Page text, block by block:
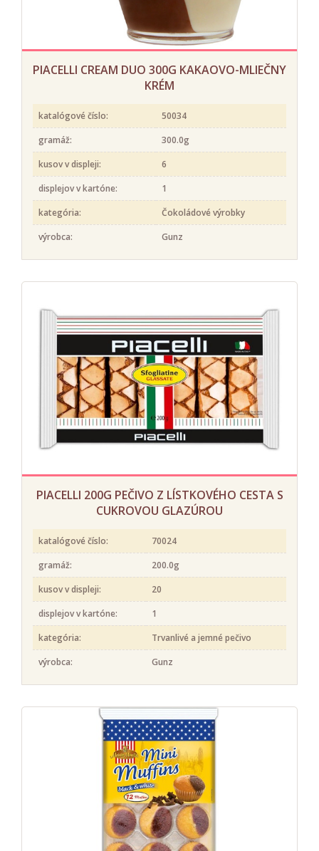
PIACELLI CREAM DUO 300G KAKAOVO-MLIEČNY
KRÉM
katalógové číslo:
50034
gramáž:
300.0g
kusov v displeji:
6
displejov v kartóne:
1
kategória:
Čokoládové výrobky
výrobca:
Gunz
PIACELLI 200G PEČIVO Z LÍSTKOVÉHO CESTA S
CUKROVOU GLAZÚROU
katalógové číslo:
70024
gramáž:
200.0g
kusov v displeji:
20
displejov v kartóne:
1
kategória:
Trvanlivé a jemné pečivo
výrobca:
Gunz